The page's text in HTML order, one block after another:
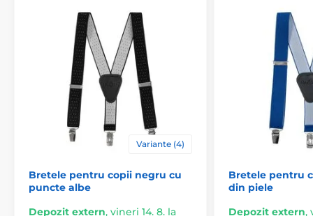
Variante (4)
Bretele pentru copii negru cu
puncte albe
Depozit extern, vineri 14. 8. la
Bretele pentru
din piele
Depozit extern,